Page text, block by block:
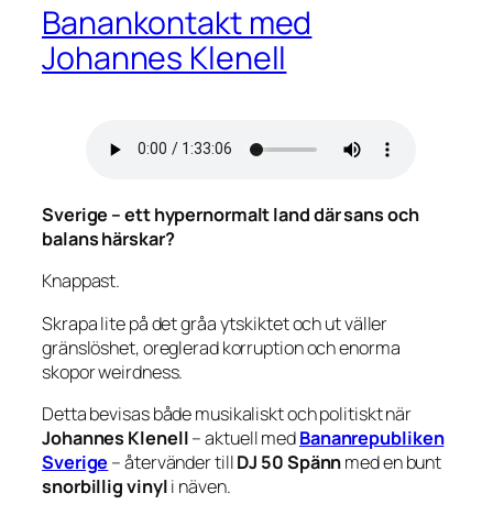
Banankontakt med
Johannes Klenell
Sverige – ett hypernormalt land där sans och
balans härskar?
Knappast.
Skrapa lite på det gråa ytskiktet och ut väller
gränslöshet, oreglerad korruption och enorma
skopor weirdness.
Detta bevisas både musikaliskt och politiskt när
Johannes Klenell– aktuell medBananrepubliken
Sverige – återvänder tillDJ 50 Spännmed en bunt
snorbillig vinyli näven.